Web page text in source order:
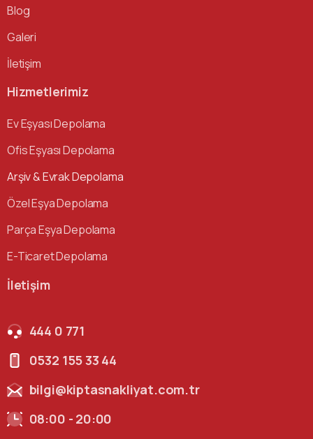
Blog
Galeri
İletişim
Hizmetlerimiz
Ev Eşyası Depolama
Ofis Eşyası Depolama
Arşiv & Evrak Depolama
Özel Eşya Depolama
Parça Eşya Depolama
E-Ticaret Depolama
İletişim
444 0 771
0532 155 33 44
bilgi@kiptasnakliyat.com.tr
08:00 - 20:00